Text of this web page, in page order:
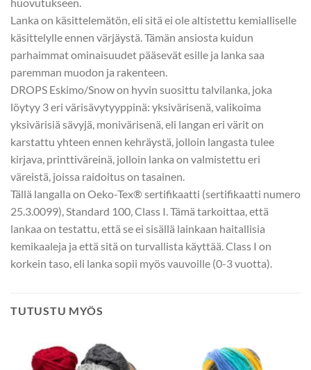
Lanka on käsittelemätön, eli sitä ei ole altistettu kemialliselle
käsittelylle ennen värjäystä. Tämän ansiosta kuidun
parhaimmat ominaisuudet pääsevät esille ja lanka saa
paremman muodon ja rakenteen.
DROPS Eskimo/Snow on hyvin suosittu talvilanka, joka
löytyy 3 eri värisävytyyppinä: yksivärisenä, valikoima
yksivärisiä sävyjä, monivärisenä, eli langan eri värit on
karstattu yhteen ennen kehräystä, jolloin langasta tulee
kirjava, printtiväreinä, jolloin lanka on valmistettu eri
väreistä, joissa raidoitus on tasainen.
Tällä langalla on Oeko-Tex® sertifikaatti (sertifikaatti numero
25.3.0099), Standard 100, Class I. Tämä tarkoittaa, että
lankaa on testattu, että se ei sisällä lainkaan haitallisia
kemikaaleja ja että sitä on turvallista käyttää. Class I on
korkein taso, eli lanka sopii myös vauvoille (0-3 vuotta).
TUTUSTU MYÖS